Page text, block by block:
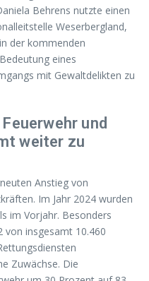
Behrens nutzte einen
Weserbergland,
der kommenden
eines
mit Gewaltdelikten zu
und
weiter zu
Anstieg von
Im Jahr 2024 wurden
im Vorjahr. Besonders
von insgesamt 10.460
Zuwächse. Die